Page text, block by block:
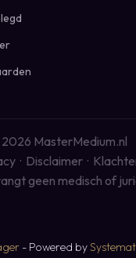
MasterMedium.nl
· Disclaimer·
geen medisch of
- Powered by